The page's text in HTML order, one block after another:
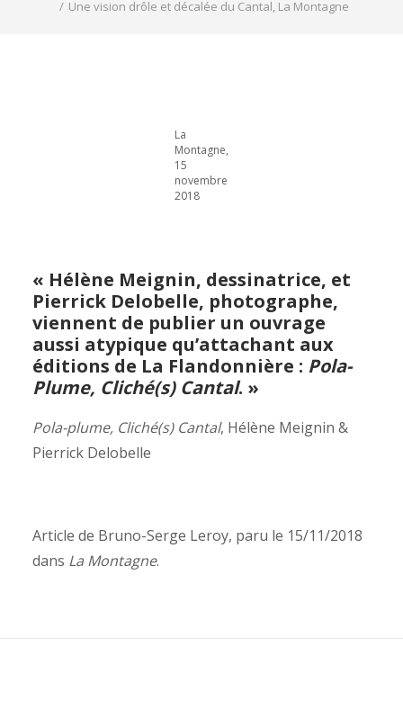
MON COMPTE
Une vision drôle et décalée du Cantal, La Montagne
La
Montagne,
15
novembre
2018
« Hélène Meignin, dessinatrice, et
Pierrick Delobelle, photographe,
viennent de publier un ouvrage
aussi atypique qu’attachant aux
éditions de La Flandonnière : Pola-
Plume, Cliché(s) Cantal. »
Pola-plume, Cliché(s) Cantal, Hélène Meignin &
Pierrick Delobelle
Article de Bruno-Serge Leroy, paru le 15/11/2018
dans La Montagne.